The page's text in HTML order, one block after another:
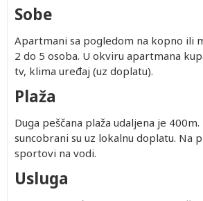
Sobe
Apartmani sa pogledom na kopno ili
2 do 5 osoba. U okviru apartmana
tv, klima uređaj (uz doplatu).
Plaža
Duga peščana plaža udaljena je
suncobrani su uz lokalnu doplatu. Na
sportovi na vodi.
Usluga